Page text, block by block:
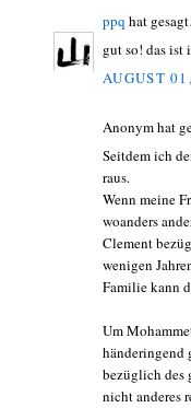
ppq hat
gut so! das ist
AUGUST
Anonym hat
Seitdem ich
raus.
Wenn meine
woanders
Clement
wenigen
Familie kann
Um
händeringend
bezüglich des
nicht anderes